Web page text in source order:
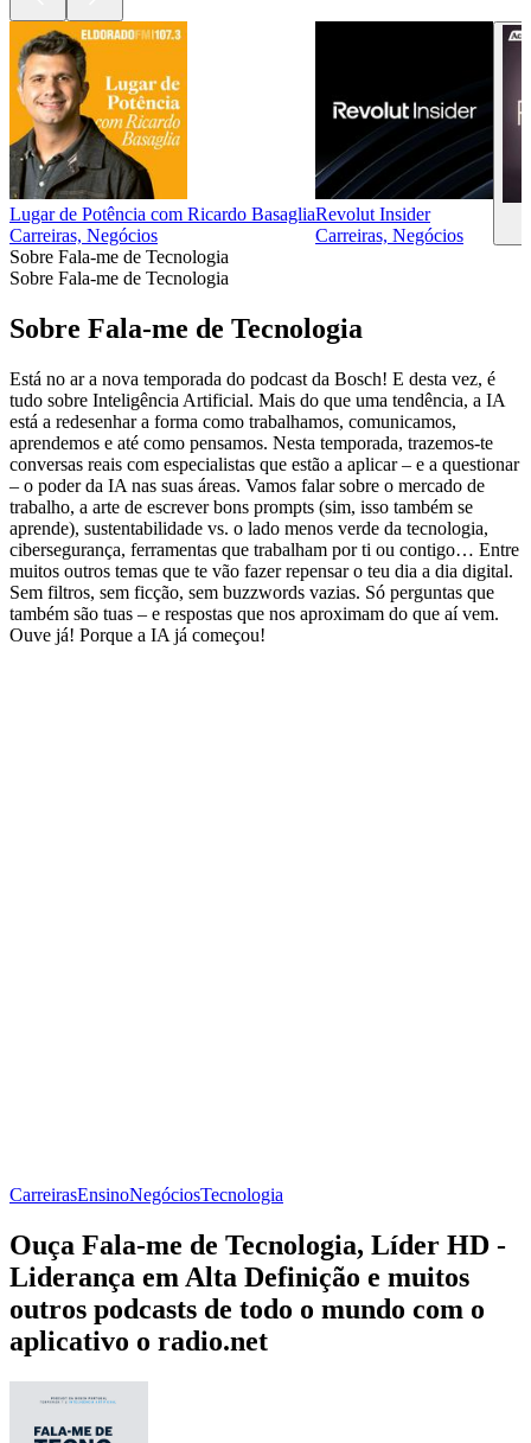
Lugar de Potência com Ricardo Basaglia
Carreiras, Negócios
Revolut Insider
Carreiras, Negócios
Sobre Fala-me de Tecnologia
Sobre Fala-me de Tecnologia
Sobre Fala-me de Tecnologia
Está no ar a nova temporada do podcast da Bosch! E desta vez, é
tudo sobre Inteligência Artificial. Mais do que uma tendência, a IA
está a redesenhar a forma como trabalhamos, comunicamos,
aprendemos e até como pensamos. Nesta temporada, trazemos-te
conversas reais com especialistas que estão a aplicar – e a questionar
– o poder da IA nas suas áreas. Vamos falar sobre o mercado de
trabalho, a arte de escrever bons prompts (sim, isso também se
aprende), sustentabilidade vs. o lado menos verde da tecnologia,
cibersegurança, ferramentas que trabalham por ti ou contigo… Entre
muitos outros temas que te vão fazer repensar o teu dia a dia digital.
Sem filtros, sem ficção, sem buzzwords vazias. Só perguntas que
também são tuas – e respostas que nos aproximam do que aí vem.
Ouve já! Porque a IA já começou!
CarreirasEnsinoNegóciosTecnologia
Ouça Fala-me de Tecnologia, Líder HD -
Liderança em Alta Definição e muitos
outros podcasts de todo o mundo com o
aplicativo o radio.net